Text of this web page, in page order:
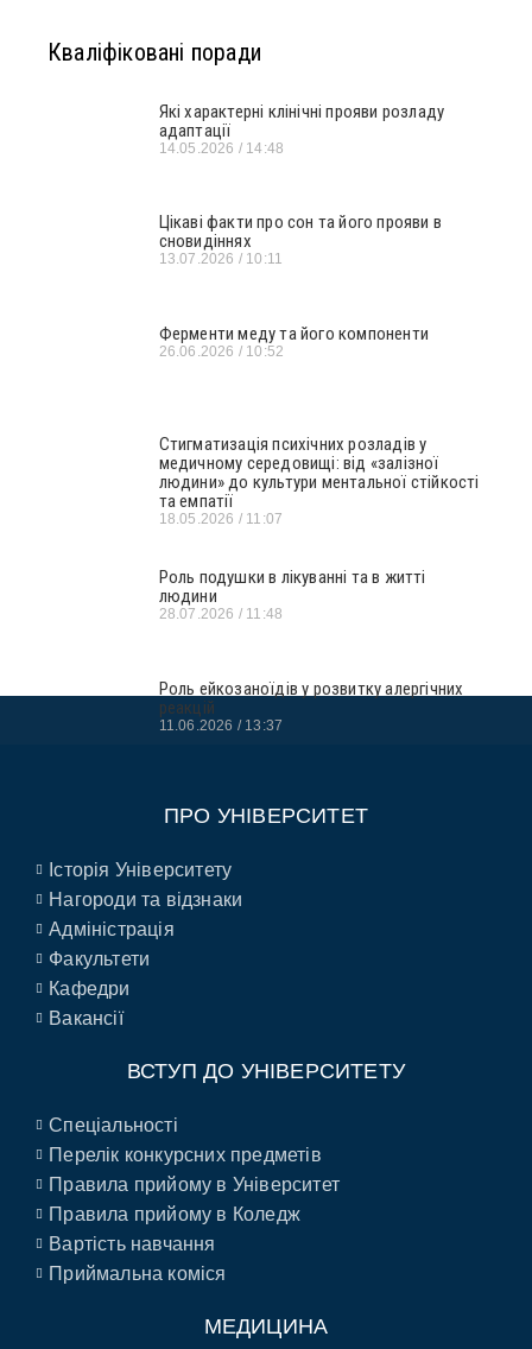
Кваліфіковані поради
Які характерні клінічні прояви розладу
адаптації
14.05.2026 14:48
Цікаві факти про сон та його прояви в
сновидіннях
13.07.2026 10:11
Ферменти меду та його компоненти
26.06.2026 10:52
Стигматизація психічних розладів у
медичному середовищі: від «залізної
людини» до культури ментальної стійкості
та емпатії
18.05.2026 11:07
Роль подушки в лікуванні та в житті
людини
28.07.2026 11:48
Роль ейкозаноїдів у розвитку алергічних
реакцій
11.06.2026 13:37
ПРО УНІВЕРСИТЕТ
Історія Університету
Нагороди та відзнаки
Адміністрація
Факультети
Кафедри
Вакансії
ВСТУП ДО УНІВЕРСИТЕТУ
Спеціальності
Перелік конкурсних предметів
Правила прийому в Університет
Правила прийому в Коледж
Вартість навчання
Приймальна коміся
МЕДИЦИНА